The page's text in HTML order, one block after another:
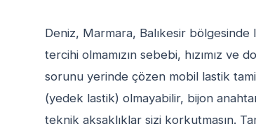
Deniz, Marmara, Balıkesir
tercihi olmamızın sebebi, hızımız ve
sorunu yerinde çözen mobil lastik
(yedek lastik) olmayabilir, bijon
teknik aksaklıklar sizi korkutmasın.